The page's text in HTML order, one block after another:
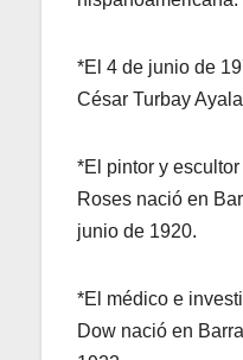
*El 4 de junio de
César Turbay
*El pintor y
Roses nació en
junio de 1920.
*El médico e
Dow nació en